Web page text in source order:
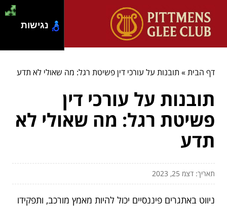
דף הבית» תובנות על עורכי דין פשיטת רגל: מה שאולי לא תדע
תובנות על עורכי דין
פשיטת רגל: מה שאולי לא
תדע
תאריך: דצמ 25, 2023
ניווט באתגרים פיננסיים יכול להיות מאמץ מורכב, ותפקידו
נגישות